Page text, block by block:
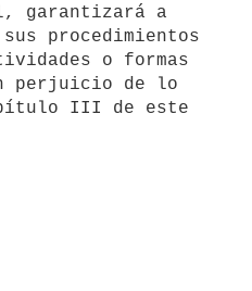
garantizará a
procedimientos
o formas
perjuicio de lo
III de este